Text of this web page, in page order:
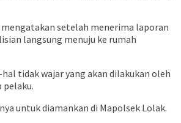
setelah menerima laporan
langsung menuju ke rumah
tidak wajar yang akan dilakukan oleh
pelaku.
untuk diamankan di Mapolsek Lolak.